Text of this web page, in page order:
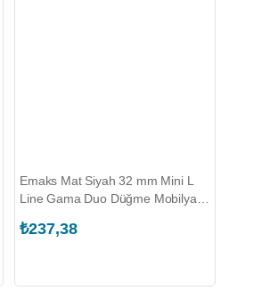
Emaks Mat Siyah 32 mm Mini L
Line Gama Duo Düğme Mobilya
(EKS.8081.032.100.B00104)
₺237,38